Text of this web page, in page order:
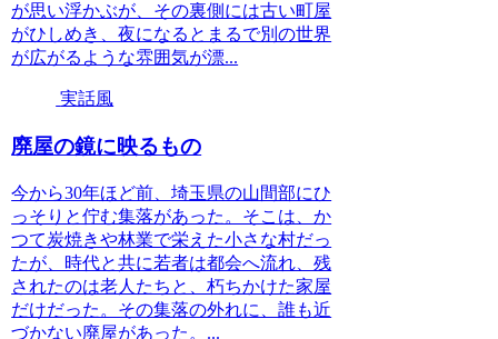
が思い浮かぶが、その裏側には古い町屋
がひしめき、夜になるとまるで別の世界
が広がるような雰囲気が漂...
実話風
廃屋の鏡に映るもの
今から30年ほど前、埼玉県の山間部にひ
っそりと佇む集落があった。そこは、か
つて炭焼きや林業で栄えた小さな村だっ
たが、時代と共に若者は都会へ流れ、残
されたのは老人たちと、朽ちかけた家屋
だけだった。その集落の外れに、誰も近
づかない廃屋があった。...